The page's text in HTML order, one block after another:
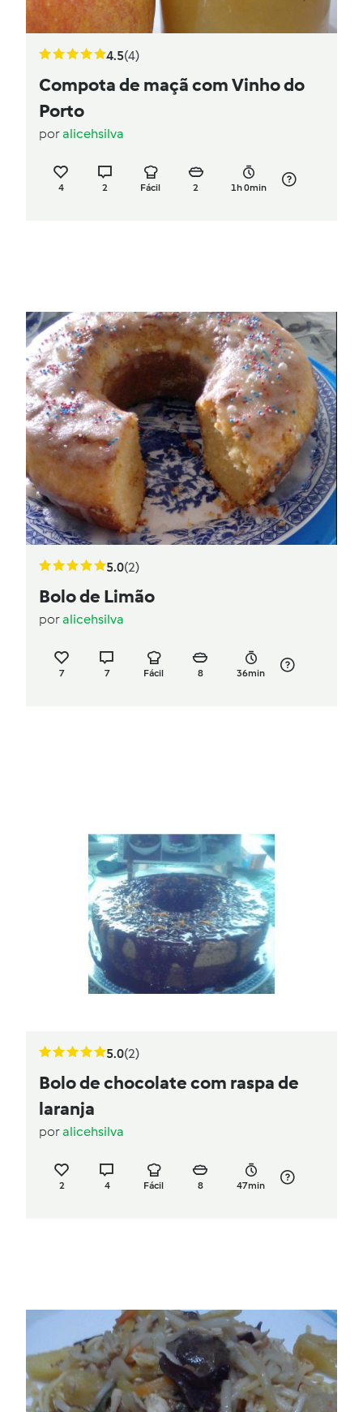
4.5(4)
Compota de maçã com Vinho do
Porto
poralicehsilva
4 2 Fácil 2 1h 0min
5.0(2)
Bolo de Limão
poralicehsilva
7 7 Fácil 8 36min
5.0(2)
Bolo de chocolate com raspa de
laranja
poralicehsilva
2 4 Fácil 8 47min